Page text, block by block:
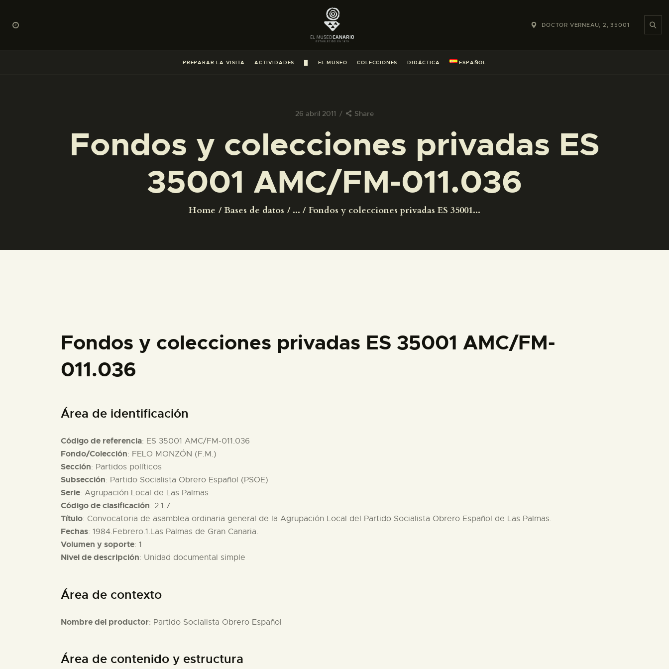
DOCTOR VERNEAU, 2, 35001
PREPARAR LA VISITA ACTIVIDADES EL MUSEO COLECCIONES DIDÁCTICA ESPAÑOL
26 abril 2011 Share
Fondos y colecciones privadas ES
35001 AMC/FM-011.036
Home Bases de datos ... Fondos y colecciones privadas ES 35001...
PREPARAR LA VISITA
ACTIVIDADES
█
COLECCIONES
DIDÁCTICA
ESPAÑOL
Fondos y colecciones privadas ES 35001 AMC/FM-
011.036
Área de identificación
Código de referencia: ES 35001 AMC/FM-011.036
Fondo/Colección: FELO MONZÓN (F.M.)
Sección: Partidos políticos
Subsección: Partido Socialista Obrero Español (PSOE)
Serie: Agrupación Local de Las Palmas
Código de clasificación: 2.1.7
Título: Convocatoria de asamblea ordinaria general de la Agrupación Local del Partido Socialista Obrero Español de Las Palmas.
Fechas: 1984.Febrero.1.Las Palmas de Gran Canaria.
Volumen y soporte: 1
Nivel de descripción: Unidad documental simple
Área de contexto
Nombre del productor: Partido Socialista Obrero Español
Área de contenido y estructura